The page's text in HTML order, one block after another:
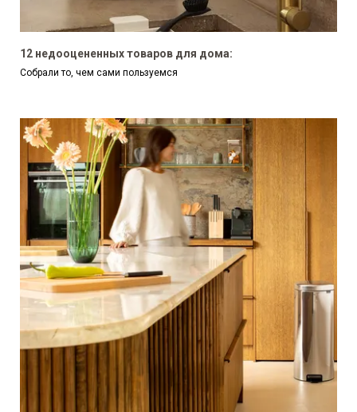
12 недооцененных товаров для дома:
Собрали то, чем сами пользуемся